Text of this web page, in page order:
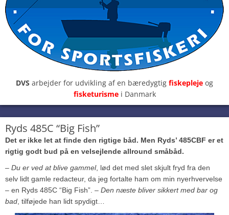
DVS arbejder for udvikling af en bæredygtig fiskepleje og
fisketurisme i Danmark
Ryds 485C “Big Fish”
Det er ikke let at finde den rigtige båd. Men Ryds’ 485CBF er et
rigtig godt bud på en velsejlende allround småbåd.
– Du er ved at blive gammel, lød det med slet skjult fryd fra den
selv lidt gamle redacteur, da jeg fortalte ham om min nyerhvervelse
– en Ryds 485C “Big Fish”. – Den næste bliver sikkert med bar og
bad , tilføjede han lidt spydigt…